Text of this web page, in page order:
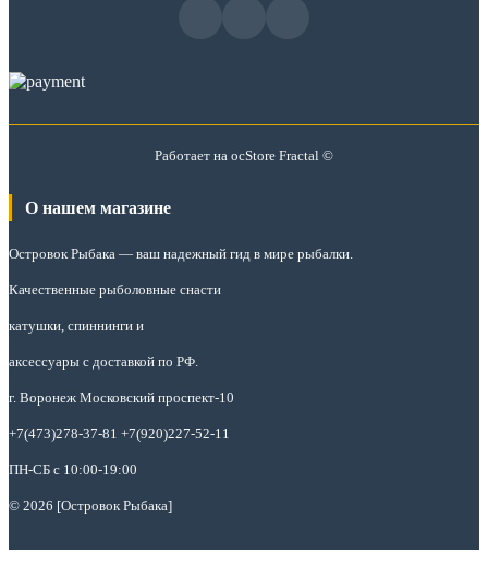
Работает на ocStore Fractal ©
О нашем магазине
Островок Рыбака — ваш надежный гид в мире рыбалки.
Качественные рыболовные снасти
катушки, спиннинги и
аксессуары с доставкой по РФ.
г. Воронеж Московский проспект-10
+7(473)278-37-81 +7(920)227-52-11
ПН-СБ с 10:00-19:00
© 2026 [Островок Рыбака]